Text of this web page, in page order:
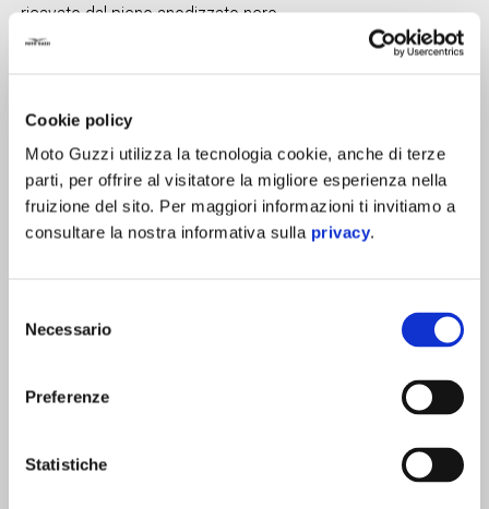
Cookie policy
Moto Guzzi utilizza la tecnologia cookie, anche di terze
parti, per offrire al visitatore la migliore esperienza nella
fruizione del sito. Per maggiori informazioni ti invitiamo a
consultare la nostra informativa sulla privacy.
delNecessario
Preferenze
Statistiche
ricavato dal pieno anodizzato nero.
Le personalizzazioni si estendono anche al
twin 850 Moto
nero.